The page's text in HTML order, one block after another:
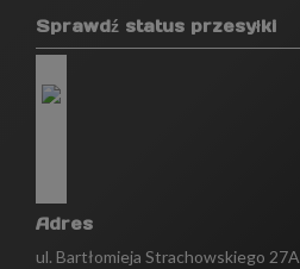
Sprawdź status przesyłki
Adres
ul. Bartłomieja Strachowskiego 27A